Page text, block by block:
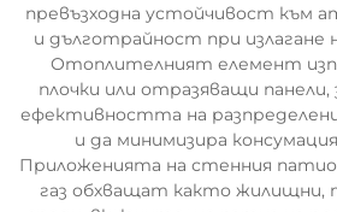
превъзходна устойчивост към
и дълготрайност при излагане
Отоплителният елемент
плочки или отразяващи панели,
ефективността на
и да минимизира
Приложенията на стенния
газ обхващат както жилищни,